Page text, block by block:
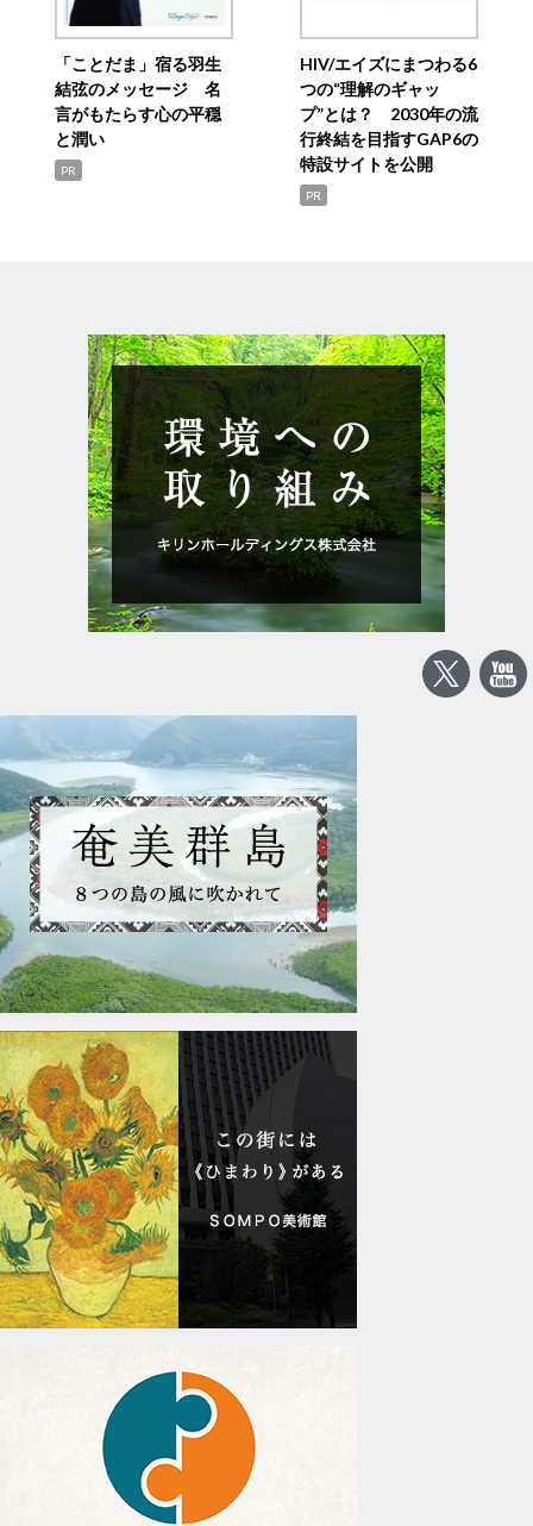
「ことだま」宿る羽生
結弦のメッセージ 名
言がもたらす心の平穏
と潤い
PR
HIV/エイズにまつわる6
つの“理解のギャッ
プ”とは？ 2030年の流
行終結を目指すGAP6の
特設サイトを公開
PR